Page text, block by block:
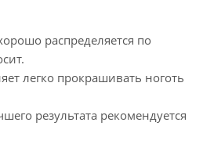
распределяется по
легко прокрашивать ноготь
результата рекомендуется